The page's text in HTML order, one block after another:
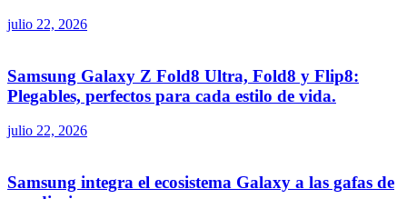
julio 22, 2026
Samsung Galaxy Z Fold8 Ultra, Fold8 y Flip8:
Plegables, perfectos para cada estilo de vida.
julio 22, 2026
Samsung integra el ecosistema Galaxy a las gafas de